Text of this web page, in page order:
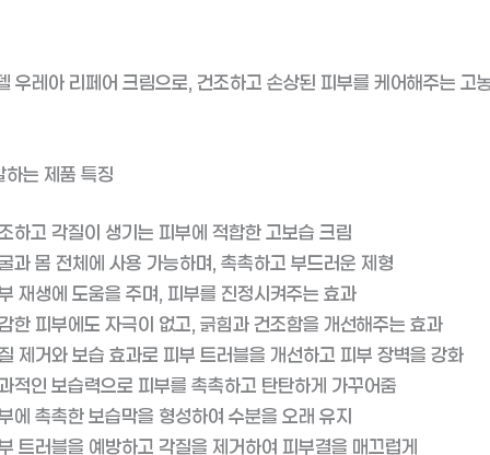
우레아 리페어 크림으로, 건조하고 손상된 피부를 케어해주는 고
는 제품 특징
하고 각질이 생기는 피부에 적합한 고보습 크림
과 몸 전체에 사용 가능하며, 촉촉하고 부드러운 제형
재생에 도움을 주며, 피부를 진정시켜주는 효과
한 피부에도 자극이 없고, 긁힘과 건조함을 개선해주는 효과
제거와 보습 효과로 피부 트러블을 개선하고 피부 장벽을 강화
적인 보습력으로 피부를 촉촉하고 탄탄하게 가꾸어줌
에 촉촉한 보습막을 형성하여 수분을 오래 유지
트러블을 예방하고 각질을 제거하여 피부결을 매끄럽게